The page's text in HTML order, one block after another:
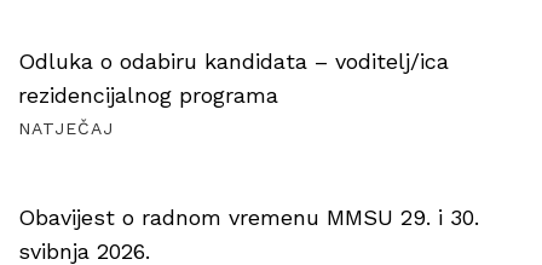
Odluka o odabiru kandidata – voditelj/ica
rezidencijalnog programa
NATJEČAJ
Obavijest o radnom vremenu MMSU 29. i 30.
svibnja 2026.